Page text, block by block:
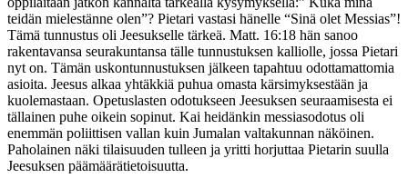
teidän mielestänne olen”? Pietari vastasi hänelle “Sinä olet Messias”!
Tämä tunnustus oli Jeesukselle tärkeä. Matt. 16:18 hän sanoo
rakentavansa seurakuntansa tälle tunnustuksen kalliolle, jossa Pietari
nyt on. Tämän uskontunnustuksen jälkeen tapahtuu odottamattomia
asioita. Jeesus alkaa yhtäkkiä puhua omasta kärsimyksestään ja
kuolemastaan. Opetuslasten odotukseen Jeesuksen seuraamisesta ei
tällainen puhe oikein sopinut. Kai heidänkin messiasodotus oli
enemmän poliittisen vallan kuin Jumalan valtakunnan näköinen.
Paholainen näki tilaisuuden tulleen ja yritti horjuttaa Pietarin suulla
Jeesuksen päämäärätietoisuutta.